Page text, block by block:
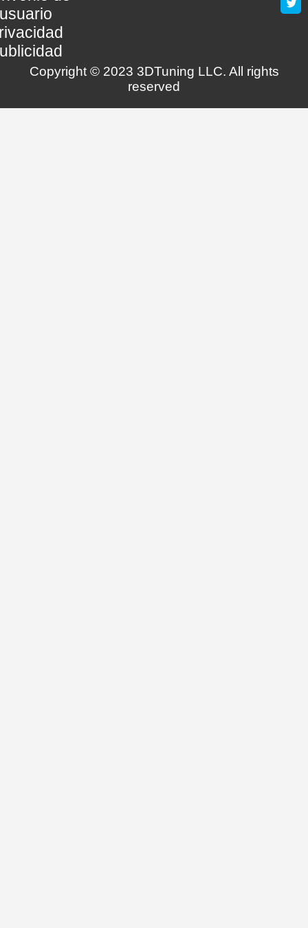
Copyright © 2023 3DTuning LLC. All rights
reserved